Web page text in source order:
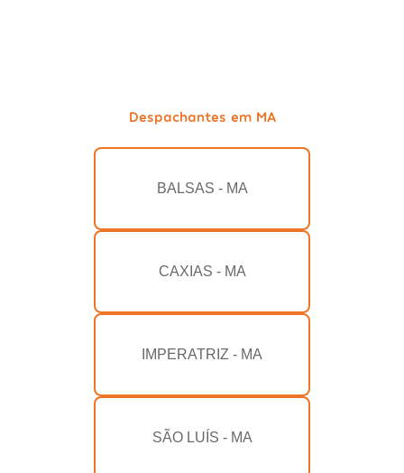
Despachantes em MA
BALSAS - MA
CAXIAS - MA
IMPERATRIZ - MA
SÃO LUÍS - MA